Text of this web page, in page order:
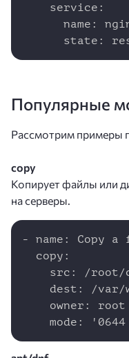
    service:
name:
state:
Популярные
Рассмотрим примеры
copy
Копирует файлы или
на серверы.
- name: Copy
  copy:
src: /root/
dest: /var/
    owner: root